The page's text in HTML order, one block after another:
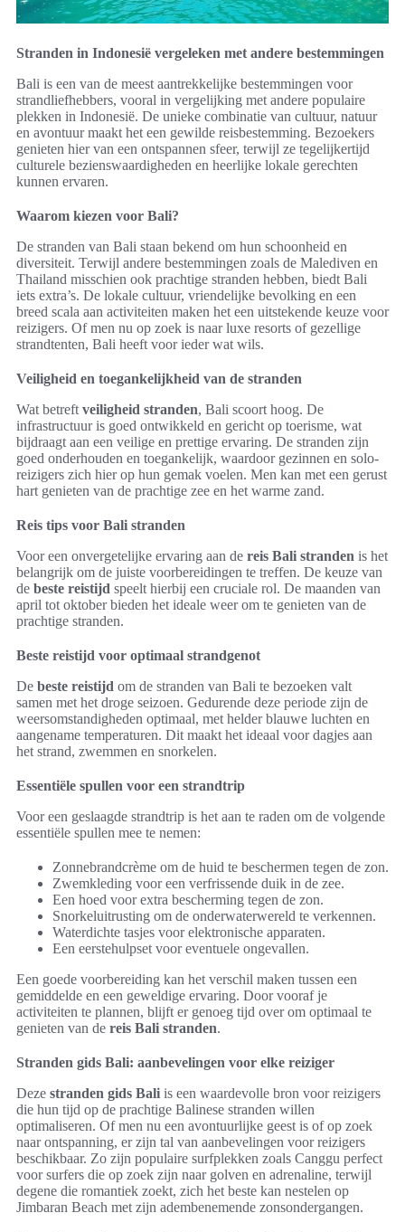
Stranden in Indonesië vergeleken met andere bestemmingen
Bali is een van de meest aantrekkelijke bestemmingen voor
strandliefhebbers, vooral in vergelijking met andere populaire
plekken in Indonesië. De unieke combinatie van cultuur, natuur
en avontuur maakt het een gewilde reisbestemming. Bezoekers
genieten hier van een ontspannen sfeer, terwijl ze tegelijkertijd
culturele bezienswaardigheden en heerlijke lokale gerechten
kunnen ervaren.
Waarom kiezen voor Bali?
De stranden van Bali staan bekend om hun schoonheid en
diversiteit. Terwijl andere bestemmingen zoals de Malediven en
Thailand misschien ook prachtige stranden hebben, biedt Bali
iets extra’s. De lokale cultuur, vriendelijke bevolking en een
breed scala aan activiteiten maken het een uitstekende keuze voor
reizigers. Of men nu op zoek is naar luxe resorts of gezellige
strandtenten, Bali heeft voor ieder wat wils.
Veiligheid en toegankelijkheid van de stranden
Wat betreft veiligheid stranden, Bali scoort hoog. De
infrastructuur is goed ontwikkeld en gericht op toerisme, wat
bijdraagt aan een veilige en prettige ervaring. De stranden zijn
goed onderhouden en toegankelijk, waardoor gezinnen en solo-
reizigers zich hier op hun gemak voelen. Men kan met een gerust
hart genieten van de prachtige zee en het warme zand.
Reis tips voor Bali stranden
Voor een onvergetelijke ervaring aan de reis Bali stranden is het
belangrijk om de juiste voorbereidingen te treffen. De keuze van
de beste reistijd speelt hierbij een cruciale rol. De maanden van
april tot oktober bieden het ideale weer om te genieten van de
prachtige stranden.
Beste reistijd voor optimaal strandgenot
De beste reistijd om de stranden van Bali te bezoeken valt
samen met het droge seizoen. Gedurende deze periode zijn de
weersomstandigheden optimaal, met helder blauwe luchten en
aangename temperaturen. Dit maakt het ideaal voor dagjes aan
het strand, zwemmen en snorkelen.
Essentiële spullen voor een strandtrip
Voor een geslaagde strandtrip is het aan te raden om de volgende
essentiële spullen mee te nemen:
Zonnebrandcrème om de huid te beschermen tegen de zon.
Zwemkleding voor een verfrissende duik in de zee.
Een hoed voor extra bescherming tegen de zon.
Snorkeluitrusting om de onderwaterwereld te verkennen.
Waterdichte tasjes voor elektronische apparaten.
Een eerstehulpset voor eventuele ongevallen.
Een goede voorbereiding kan het verschil maken tussen een
gemiddelde en een geweldige ervaring. Door vooraf je
activiteiten te plannen, blijft er genoeg tijd over om optimaal te
genieten van de reis Bali stranden.
Stranden gids Bali: aanbevelingen voor elke reiziger
Deze stranden gids Bali is een waardevolle bron voor reizigers
die hun tijd op de prachtige Balinese stranden willen
optimaliseren. Of men nu een avontuurlijke geest is of op zoek
naar ontspanning, er zijn tal van aanbevelingen voor reizigers
beschikbaar. Zo zijn populaire surfplekken zoals Canggu perfect
voor surfers die op zoek zijn naar golven en adrenaline, terwijl
degene die romantiek zoekt, zich het beste kan nestelen op
Jimbaran Beach met zijn adembenemende zonsondergangen.